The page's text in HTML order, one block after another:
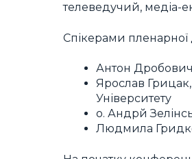
телеведучий, медіа-
Спікерами пленарної
Антон Дробович,
Ярослав
Університету
о. Андрй
Людмила